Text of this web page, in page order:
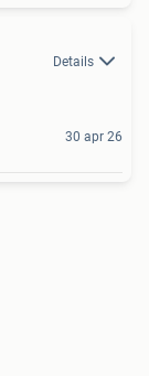
Details
30 apr 26